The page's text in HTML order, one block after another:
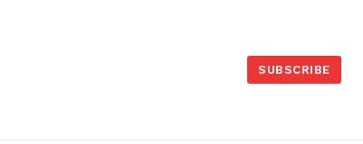
SUBSCRIBE